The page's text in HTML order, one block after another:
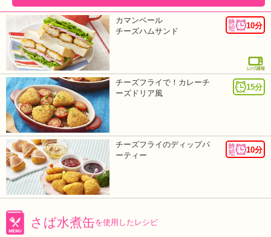
10分
カマンベール
チーズハムサンド
15分
チーズフライで！カレーチ
ーズドリア風
10分
チーズフライのディップパ
ーティー
さば水煮缶を使用したレシピ